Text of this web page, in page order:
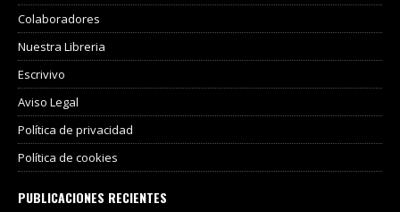
Colaboradores
Nuestra Libreria
Escrivivo
Aviso Legal
Política de privacidad
Política de cookies
PUBLICACIONES RECIENTES